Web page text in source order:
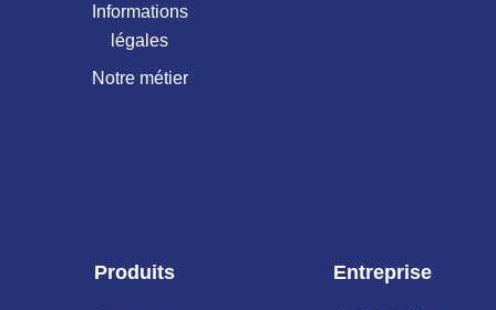
Informations
légales
Notre métier
Produits Entreprise